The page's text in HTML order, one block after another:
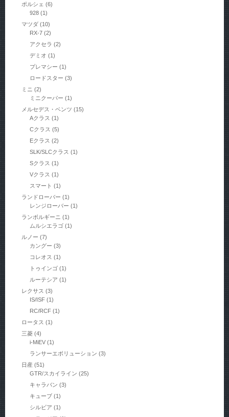
ポルシェ (6)
928 (1)
マツダ(10)
RX-7 (2)
アクセラ (2)
デミオ (1)
プレマシー (1)
ロードスター (3)
ミニ (2)
ミニクーパー (1)
メルセデス・ベンツ (15)
Aクラス (1)
Cクラス (5)
Eクラス (2)
SLK/SLCクラス (1)
Sクラス (1)
Vクラス (1)
スマート (1)
ランドローバー (1)
レンジローバー (1)
ランボルギーニ (1)
ムルシエラゴ (1)
ルノー (7)
カングー (3)
コレオス (1)
トゥインゴ (1)
ルーテシア (1)
レクサス (3)
IS/ISF (1)
RC/RCF (1)
ロータス (1)
三菱(4)
i-MiEV (1)
ランサーエボリューション (3)
日産 (51)
GTR/スカイライン (25)
キャラバン (3)
キューブ (1)
シルビア (1)